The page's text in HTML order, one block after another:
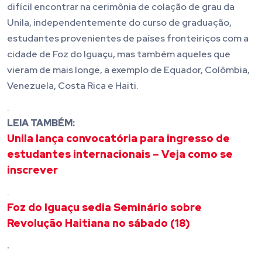
difícil encontrar na cerimônia de colação de grau da
Unila, independentemente do curso de graduação,
estudantes provenientes de países fronteiriços com a
cidade de Foz do Iguaçu, mas também aqueles que
vieram de mais longe, a exemplo de Equador, Colômbia,
Venezuela, Costa Rica e Haiti.
.
LEIA TAMBÉM:
Unila lança convocatória para ingresso de
estudantes internacionais – Veja como se
inscrever
.
Foz do Iguaçu sedia Seminário sobre
Revolução Haitiana no sábado (18)
.